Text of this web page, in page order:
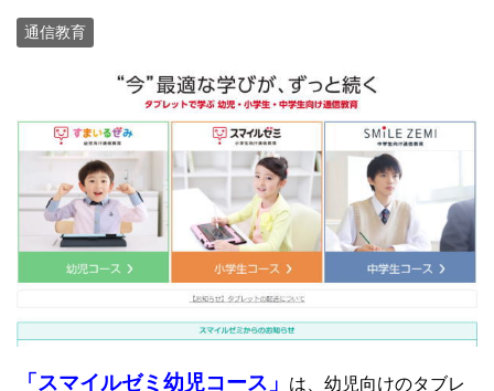
通信教育
「スマイルゼミ幼児コース」
は、幼児向けのタブレ